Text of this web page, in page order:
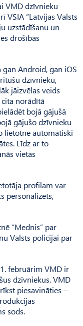
VMD dzīvnieku
VSIA “Latvijas Valsts
uzstādīšanu un
drošības
gan Android, gan iOS
dzīvnieku,
jāizvēlas veids
cita norādītā
bojā gājušā
gājušo dzīvnieku
lietotne automātiski
Līdz ar to
vietas
profilam var
personalizēts,
“Mednis” par
Valsts policijai par
februārim VMD ir
dzīvniekus. VMD
piesavināties –
sods.